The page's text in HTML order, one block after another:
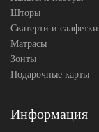
Шторы
Скатерти и салфетки
Матрасы
Зонты
Подарочные карты
Информация